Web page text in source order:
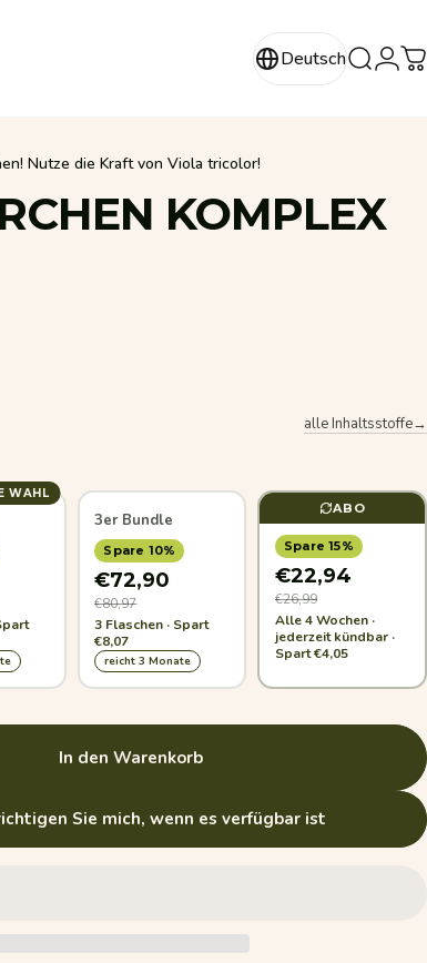
Deutsch Suche
Login
Nutze die Kraft von Viola tricolor!
KOMPLEX
alle Inhaltsstoffe→
WAHL
3er Bundle
Spare 10%
€72,90
€80,97
3 Flaschen · Spart
€8,07
reicht 3 Monate
ABO
Spare 15%
€22,94
€26,99
Alle 4 Wochen ·
jederzeit kündbar ·
Spart €4,05
In den Warenkorb
Sie mich, wenn es verfügbar ist